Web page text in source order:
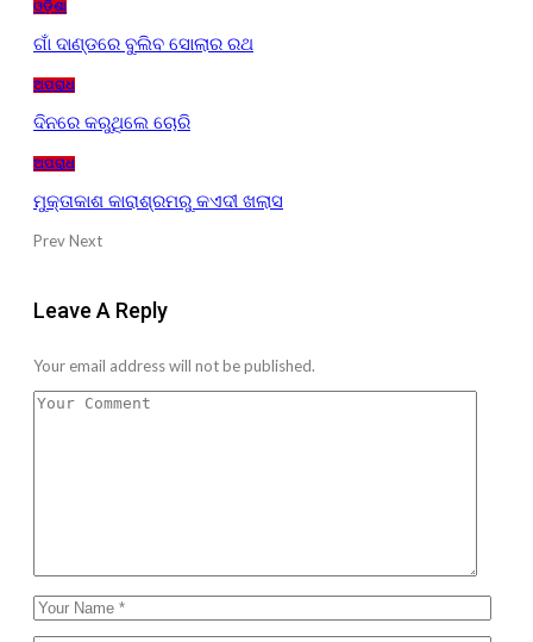
ଓଡ଼ିଶା
ଗାଁ ଦାଣ୍ଡରେ ବୁଲିବ ସୋଲାର ରଥ
ଅପରାଧ
ଦିନରେ କରୁଥିଲେ ଚୋରି
ଅପରାଧ
ମୁକ୍ତାକାଶ କାରାଶ୍ରମରୁ କଏଦୀ ଖଲାସ
PrevNext
Leave A Reply
Your email address will not be published.